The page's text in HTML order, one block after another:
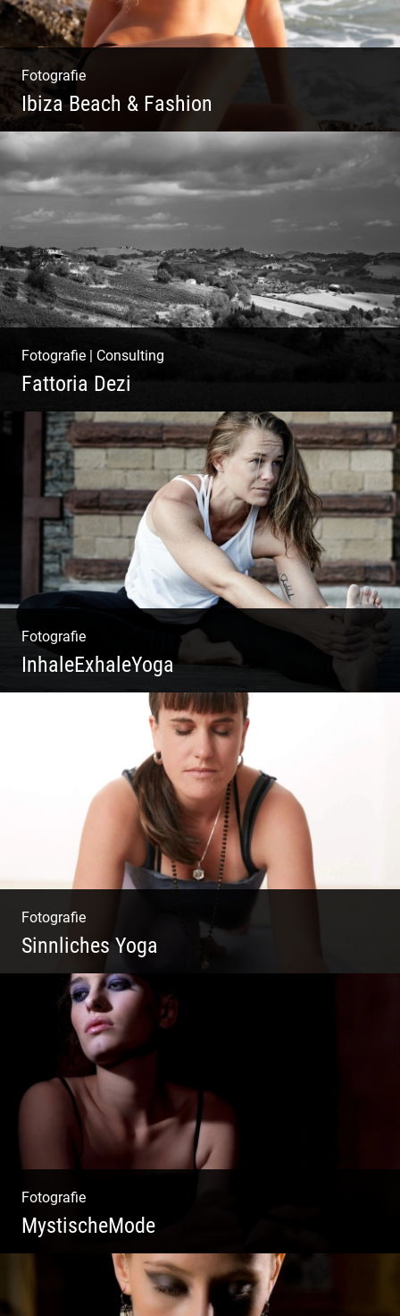
Fotografie
Ibiza Beach & Fashion
Ibiza Beach & Fashion
Fotografie Consulting
Fattoria Dezi
Konzeption & Gestaltung |
Übersetzung & Medien | Fotografie &
Texting | Feine Weine
Fotografie
InhaleExhaleYoga
Streetart Yoga | Kraft & Ausdauer |
Crossover Stil | Körper & Geist
Fotografie
Sinnliches Yoga
Tantrisches Yoga voller Poesie und
Sinnlichkeit
Fotografie
MystischeMode
Mystische Modefotografie